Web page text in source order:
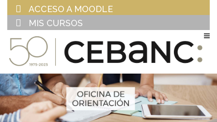
ACCESO A MOODLE
MIS CURSOS
EU ES